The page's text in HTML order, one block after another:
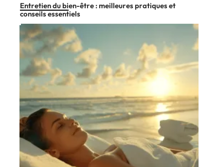
Entretien du bien-être : meilleures pratiques et
conseils essentiels